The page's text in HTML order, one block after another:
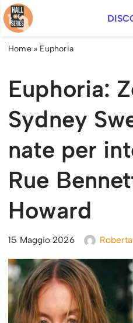
Vai
al
Home» Euphoria
Euphoria:
Sydney
nate per
Rue
Howard
15 Maggio 2026